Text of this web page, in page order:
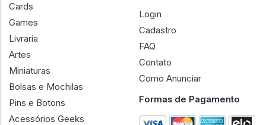
Cards
Games
Livraria
Artes
Miniaturas
Bolsas e Mochilas
Pins e Botons
Acessórios Geeks
Login
Cadastro
FAQ
Contato
Como Anunciar
Formas de Pagamento